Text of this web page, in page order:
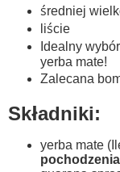
średniej
liście
Idealny
yerba mate!
Zalecana
Składniki:
yerba mate